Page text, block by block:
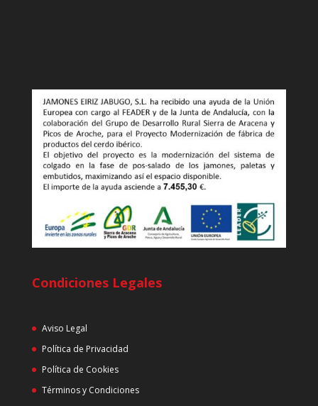
Condiciones Legales
Aviso Legal
Política de Privacidad
Política de Cookies
Términos y Condiciones